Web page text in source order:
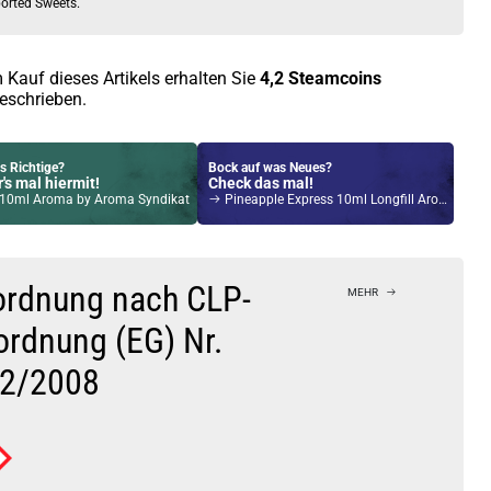
Sweets.
Kauf dieses Artikels erhalten Sie 4,2 Steamcoins
Richtige?
mal hiermit!
Aroma by Aroma Syndikat
Bock auf was Neues?
Check das mal!
Pineapple Express 10ml Longfill Aroma by Dr.Fog All-Stars
nach CLP-
(EG) Nr.
2008
MEHR